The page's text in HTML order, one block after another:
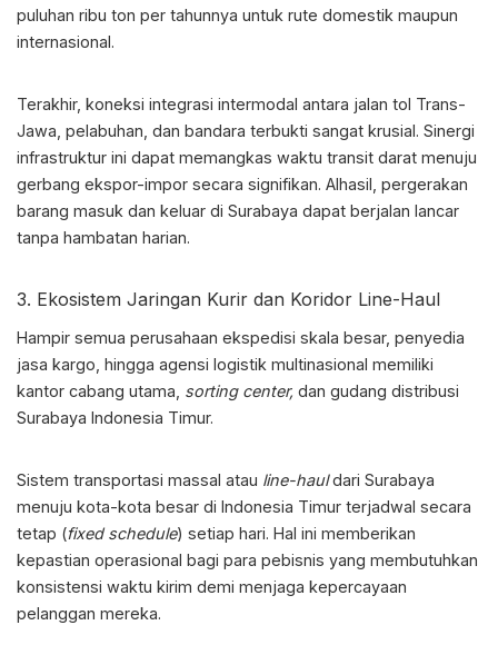
puluhan ribu ton per tahunnya untuk rute domestik maupun
internasional.
Terakhir, koneksi integrasi intermodal antara jalan tol Trans-
Jawa, pelabuhan, dan bandara terbukti sangat krusial. Sinergi
infrastruktur ini dapat memangkas waktu transit darat menuju
gerbang ekspor-impor secara signifikan. Alhasil, pergerakan
barang masuk dan keluar di Surabaya dapat berjalan lancar
tanpa hambatan harian.
3. Ekosistem Jaringan Kurir dan Koridor Line-Haul
Hampir semua perusahaan ekspedisi skala besar, penyedia
jasa kargo, hingga agensi logistik multinasional memiliki
kantor cabang utama, sorting center, dan gudang distribusi
Surabaya Indonesia Timur.
Sistem transportasi massal atau line-hauldari Surabaya
menuju kota-kota besar di Indonesia Timur terjadwal secara
tetap (fixed schedule) setiap hari. Hal ini memberikan
kepastian operasional bagi para pebisnis yang membutuhkan
konsistensi waktu kirim demi menjaga kepercayaan
pelanggan mereka.